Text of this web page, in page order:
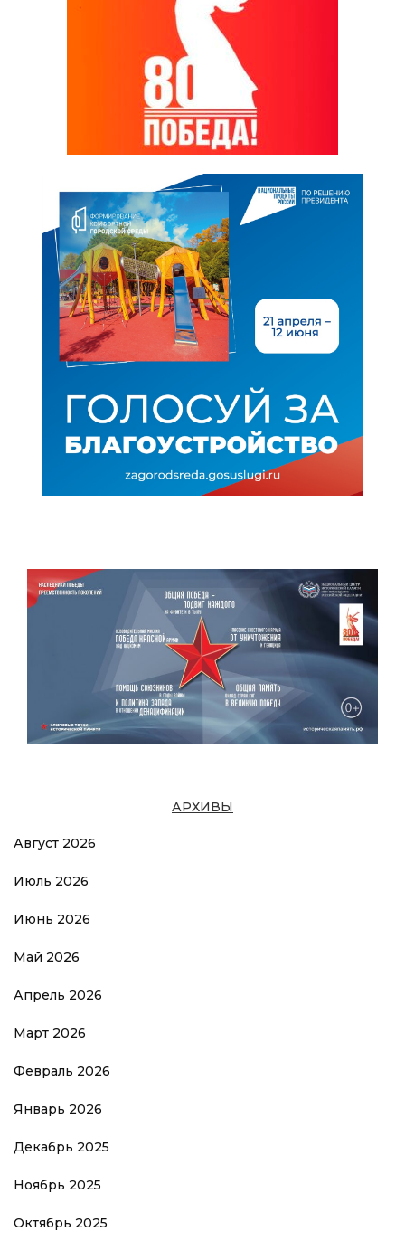
АРХИВЫ
Август 2026
Июль 2026
Июнь 2026
Май 2026
Апрель 2026
Март 2026
Февраль 2026
Январь 2026
Декабрь 2025
Ноябрь 2025
Октябрь 2025